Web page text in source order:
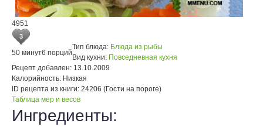
4951
3
50 минут6 порций
Тип блюда: Блюда из рыбы
Вид кухни: Повседневная кухня
Рецепт добавлен: 13.10.2009
Калорийность: Низкая
ID рецепта из книги: 24206 (Гости на пороге)
Таблица мер и весов
Ингредиенты: